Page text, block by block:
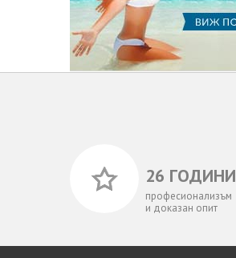
26 ГОДИНИ
професионализъм
и доказан опит